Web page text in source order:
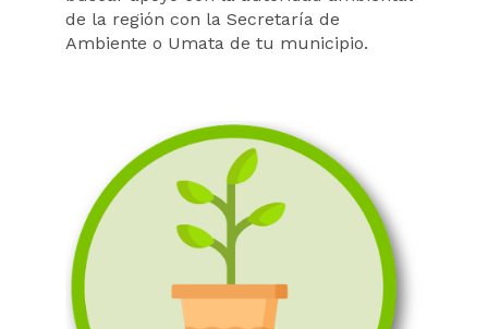
de la región con la Secretaría de
Ambiente o Umata de tu municipio.